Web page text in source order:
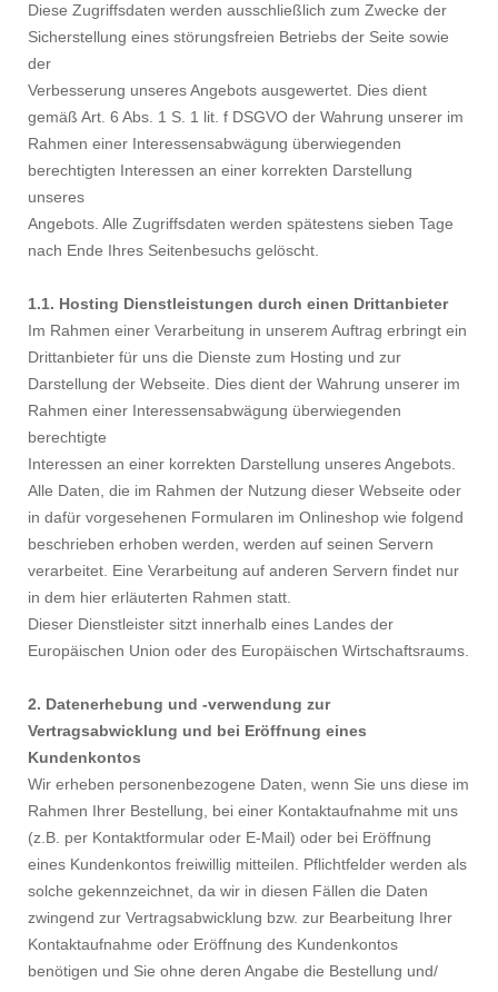
Diese Zugriffsdaten werden ausschließlich zum Zwecke der
Sicherstellung eines störungsfreien Betriebs der Seite sowie
der
Verbesserung unseres Angebots ausgewertet. Dies dient
gemäß Art. 6 Abs. 1 S. 1 lit. f DSGVO der Wahrung unserer im
Rahmen einer Interessensabwägung überwiegenden
berechtigten Interessen an einer korrekten Darstellung
unseres
Angebots. Alle Zugriffsdaten werden spätestens sieben Tage
nach Ende Ihres Seitenbesuchs gelöscht.
1.1. Hosting Dienstleistungen durch einen Drittanbieter
Im Rahmen einer Verarbeitung in unserem Auftrag erbringt ein
Drittanbieter für uns die Dienste zum Hosting und zur
Darstellung der Webseite. Dies dient der Wahrung unserer im
Rahmen einer Interessensabwägung überwiegenden
berechtigte
Interessen an einer korrekten Darstellung unseres Angebots.
Alle Daten, die im Rahmen der Nutzung dieser Webseite oder
in dafür vorgesehenen Formularen im Onlineshop wie folgend
beschrieben erhoben werden, werden auf seinen Servern
verarbeitet. Eine Verarbeitung auf anderen Servern findet nur
in dem hier erläuterten Rahmen statt.
Dieser Dienstleister sitzt innerhalb eines Landes der
Europäischen Union oder des Europäischen Wirtschaftsraums.
2. Datenerhebung und -verwendung zur
Vertragsabwicklung und bei Eröffnung eines
Kundenkontos
Wir erheben personenbezogene Daten, wenn Sie uns diese im
Rahmen Ihrer Bestellung, bei einer Kontaktaufnahme mit uns
(z.B. per Kontaktformular oder E-Mail) oder bei Eröffnung
eines Kundenkontos freiwillig mitteilen. Pflichtfelder werden als
solche gekennzeichnet, da wir in diesen Fällen die Daten
zwingend zur Vertragsabwicklung bzw. zur Bearbeitung Ihrer
Kontaktaufnahme oder Eröffnung des Kundenkontos
benötigen und Sie ohne deren Angabe die Bestellung und/